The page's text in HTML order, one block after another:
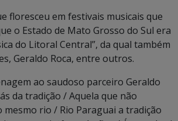
floresceu em festivais musicais que
o Estado de Mato Grosso do Sul era
do Litoral Central”, da qual também
Geraldo Roca, entre outros.
ao saudoso parceiro Geraldo
da tradição / Aquela que não
rio / Rio Paraguai a tradição